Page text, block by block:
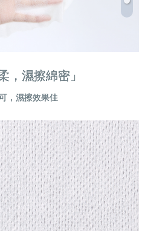
，濕擦綿密」
，濕擦效果佳
，濕擦綿密」
，濕擦效果佳
，濕擦綿密」
，濕擦效果佳
，濕擦綿密」
，濕擦效果佳